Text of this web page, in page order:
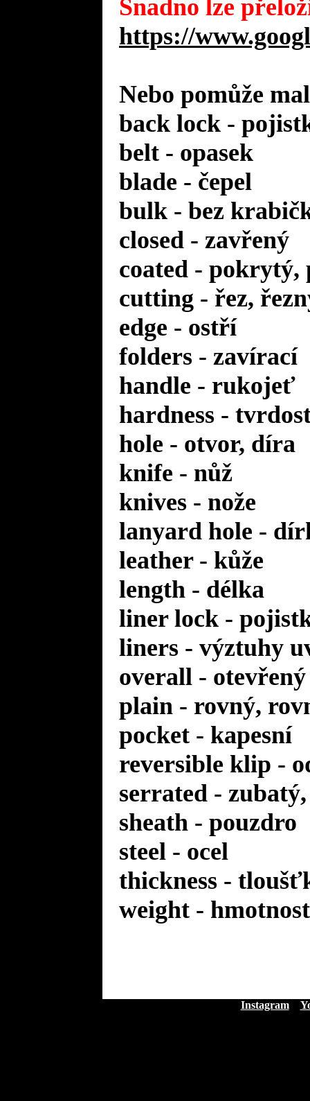
Snadno lze
https://
Nebo pomůže
back lock -
belt - opasek
blade - čepel
bulk - bez
closed - zavřený
coated - pokrytý,
cutting - řez,
edge - ostří
folders - zavírací
handle - rukojeť
hardness -
hole - otvor, díra
knife - nůž
knives - nože
lanyard hole -
leather - kůže
length - délka
liner lock -
liners - výztuhy
overall - otevřený
plain - rovný,
pocket - kapesní
reversible klip -
serrated -
sheath - pouzdro
steel - ocel
thickness -
weight - hmotnost
Instagram